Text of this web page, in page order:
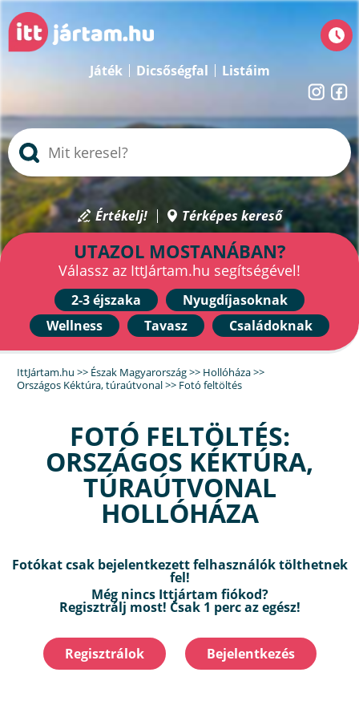
Játék Dicsőségfal Listáim
Értékelj! Térképes kereső
UTAZOL MOSTANÁBAN?
Válassz az IttJártam.hu segítségével!
2-3 éjszaka
Nyugdíjasoknak
Wellness
Tavasz Családoknak
IttJártam.hu >> Észak Magyarország>> Hollóháza>>
Országos Kéktúra, túraútvonal>> Fotó feltöltés
FOTÓ FELTÖLTÉS:
ORSZÁGOS KÉKTÚRA,
TÚRAÚTVONAL
HOLLÓHÁZA
Fotókat csak bejelentkezett felhasználók tölthetnek
fel!
Még nincs Ittjártam fiókod?
Regisztrálj most! Csak 1 perc az egész!